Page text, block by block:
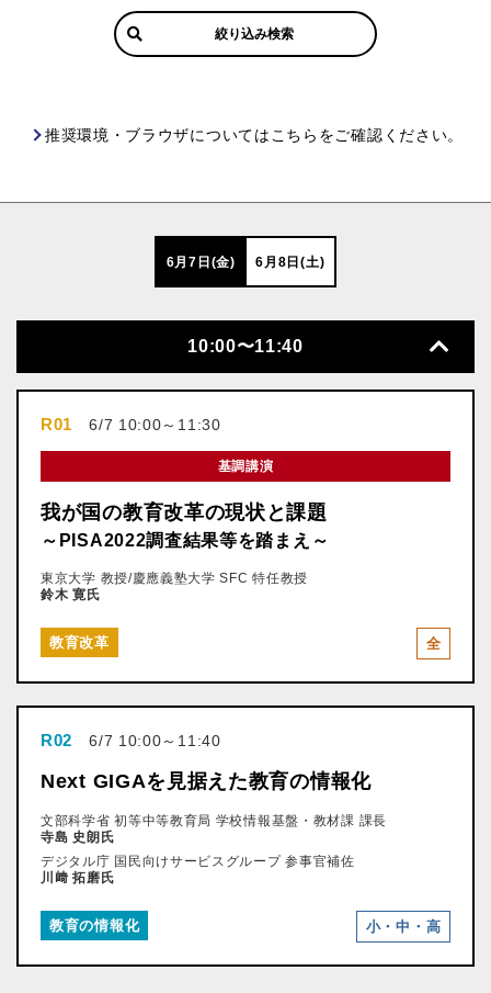
絞り込み検索
推奨環境・ブラウザについてはこちらをご確認ください。
6月7日(金) 6月8日(土)
10:00〜11:40
R01 6/7 10:00～11:30
基調講演
我が国の教育改革の現状と課題
～PISA2022調査結果等を踏まえ～
東京大学 教授/慶應義塾大学 SFC 特任教授
鈴木 寛氏
教育改革 全
R02 6/7 10:00～11:40
Next GIGAを見据えた教育の情報化
文部科学省 初等中等教育局 学校情報基盤・教材課 課長
寺島 史朗氏
デジタル庁 国民向けサービスグループ 参事官補佐
川﨑 拓磨氏
教育の情報化 小・中・高